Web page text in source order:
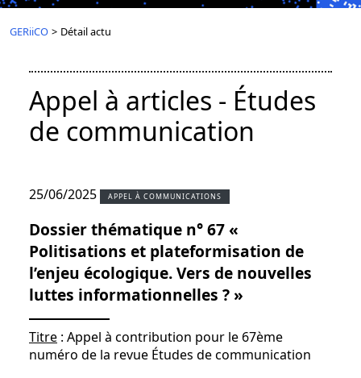
GERiiCO > Détail actu
Appel à articles - Études
de communication
25/06/2025 APPEL À COMMUNICATIONS
Dossier thématique n° 67 «
Politisations et plateformisation de
l’enjeu écologique. Vers de nouvelles
luttes informationnelles ? »
Titre : Appel à contribution pour le 67ème
numéro de la revue Études de communication